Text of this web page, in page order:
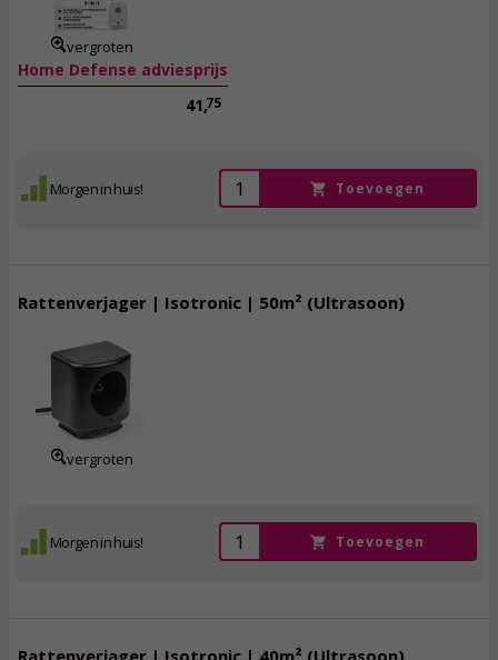
vergroten
Home Defense adviesprijs
41,75
Morgen in huis! Toevoegen
Rattenverjager | Isotronic | 50m² (Ultrasoon)
vergroten
Morgen in huis! Toevoegen
Rattenverjager | Isotronic | 40m² (Ultrasoon)